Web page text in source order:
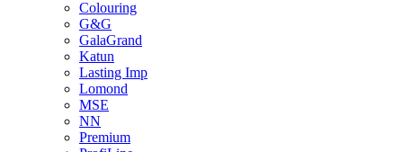
Colouring
G&G
GalaGrand
Katun
Lasting Imp
Lomond
MSE
NN
Premium